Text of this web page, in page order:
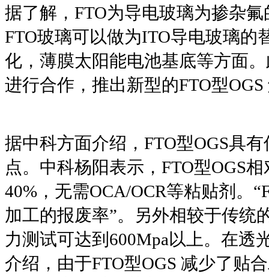
据了解，FTO为导电玻璃为掺杂
FTO玻璃可以做为ITO导电玻璃的
化，薄膜太阳能电池基底等方面
进行合作，推出新型的FTO型
据中科方面介绍，FTO型OGS具
点。中科杨阳表示，FTO型OGS
40%，无需OCA/OCR等粘贴剂。
加工的报废率”。另外相较于传统
力测试可达到600Mpa以上。在透
介绍，由于FTO型OGS 减少了贴